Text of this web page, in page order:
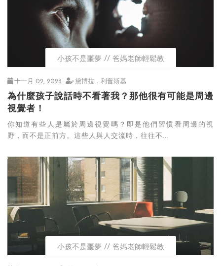
影片專區
關於我們
小孩不是噩夢 爸媽老師輕鬆教
十一月 02, 2023 黛博拉．利普斯基
為什麼孩子說話時不看著我？那他很有可能是周邊
視覺者！
你知道有些人是屬於周邊視覺嗎？即是他們習慣看周邊的視
野，而不是正前方。這些人與人交流時，往往不...
小孩不是噩夢 爸媽老師輕鬆教